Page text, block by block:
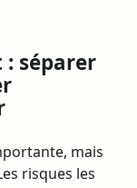
: séparer
mais
risques les